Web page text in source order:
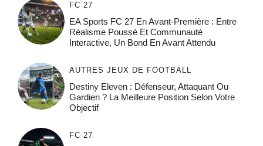
FC 27
EA Sports FC 27 En Avant-Première : Entre
Réalisme Poussé Et Communauté
Interactive, Un Bond En Avant Attendu
AUTRES JEUX DE FOOTBALL
Destiny Eleven : Défenseur, Attaquant Ou
Gardien ? La Meilleure Position Selon Votre
Objectif
FC 27